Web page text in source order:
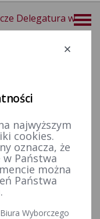
Delegatura w
najwyższym
cookies.
oznacza, że
w Państwa
można
Państwa
Wyborczego